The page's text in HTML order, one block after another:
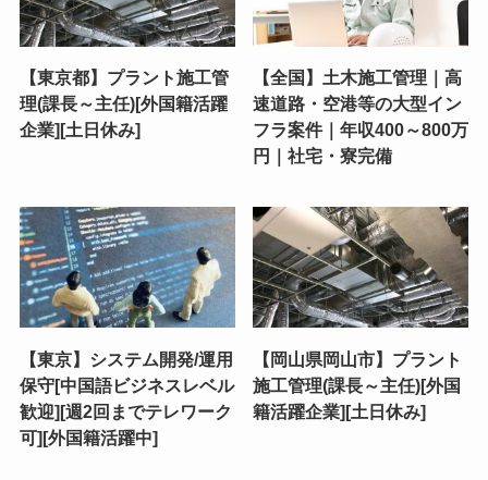
【東京都】プラント施工管
理(課長～主任)[外国籍活躍
企業][土日休み]
【全国】土木施工管理｜高
速道路・空港等の大型イン
フラ案件｜年収400～800万
円｜社宅・寮完備
【東京】システム開発/運用
保守[中国語ビジネスレベル
歓迎][週2回までテレワーク
可][外国籍活躍中]
【岡山県岡山市】プラント
施工管理(課長～主任)[外国
籍活躍企業][土日休み]